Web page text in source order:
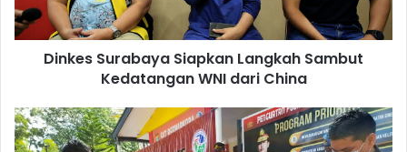
Dinkes Surabaya Siapkan Langkah Sambut
Kedatangan WNI dari China